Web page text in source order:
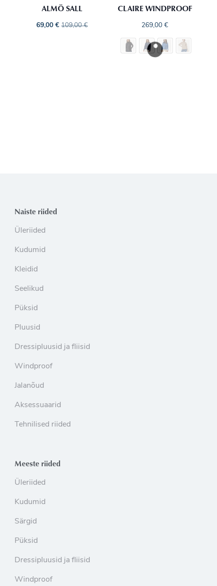
ALMÖ SALL
69,00€ 109,00€
CLAIRE WINDPROOF
269,00€
Naiste riided
Üleriided
Kudumid
Kleidid
Seelikud
Püksid
Pluusid
Dressipluusid ja fliisid
Windproof
Jalanõud
Aksessuaarid
Tehnilised riided
Meeste riided
Üleriided
Kudumid
Särgid
Püksid
Dressipluusid ja fliisid
Windproof